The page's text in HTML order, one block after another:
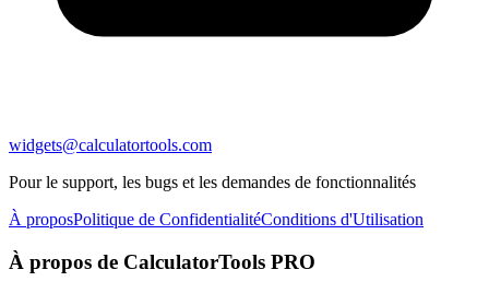
widgets@calculatortools.com
Pour le support, les bugs et les demandes de fonctionnalités
À proposPolitique de ConfidentialitéConditions d'Utilisation
À propos de CalculatorTools PRO